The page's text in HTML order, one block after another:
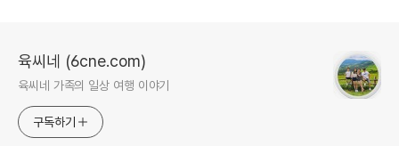
육씨네 (6cne.com)
육씨네 가족의 일상 여행 이야기
구독하기